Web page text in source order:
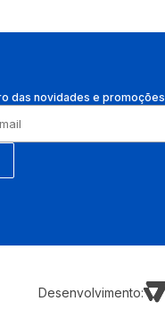
das novidades e promoções
Desenvolvimento: